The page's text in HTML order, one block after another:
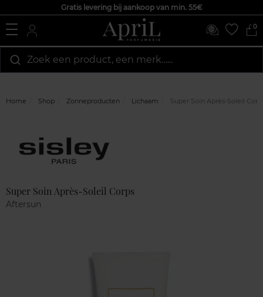
Gratis levering bij aankoop van min. 55€
0
Zoek een product, een merk…...
Home Shop Zonneproducten Lichaam Super Soin Après-Soleil
Super Soin Après-Soleil Corps
Aftersun